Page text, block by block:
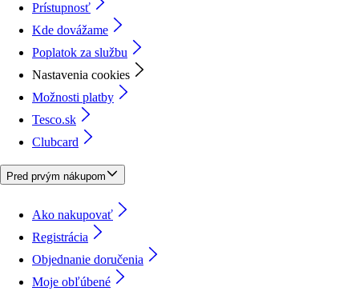
Prístupnosť
Kde dovážame
Poplatok za službu
Nastavenia cookies
Možnosti platby
Tesco.sk
Clubcard
Pred prvým nákupom
Ako nakupovať
Registrácia
Objednanie doručenia
Moje obľúbené